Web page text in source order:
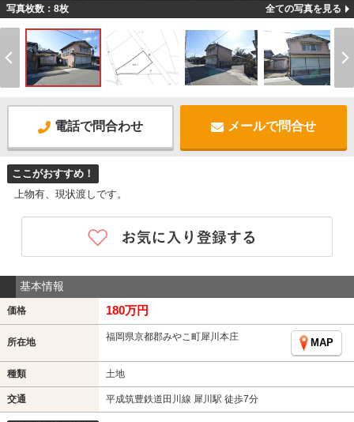
写真枚数：8枚 全ての写真を見る
電話で問合わせ メールで問合せ
ここがおすすめ！
上物有、現状渡しです。
基本情報
価格 180万円
所在地 福岡県京都郡みやこ町犀川本庄
MAP
種類 土地
交通 平成筑豊鉄道田川線 犀川駅 徒歩7分